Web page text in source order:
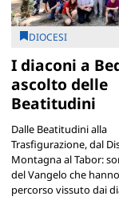
DIOCESI
I diaconi a
ascolto delle
Beatitudini
Dalle Beatitudini alla
Trasfigurazione, dal
Montagna al Tabor:
del Vangelo che
percorso vissuto dai